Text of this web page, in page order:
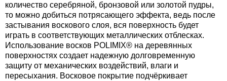
количество серебряной, бронзовой или золотой пудры,
то можно добиться потрясающего эффекта, ведь после
застывания воскового слоя, вся поверхность будет
играть в соответствующих металлических отблесках.
Использование восков POLIMIX® на деревянных
поверхностях создает надежную долговременную
защиту от механических воздействий, влаги и
пересыхания. Восковое покрытие подчёркивает